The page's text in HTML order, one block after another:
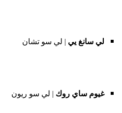
لي سانغ يي | لي سو تشان
غيوم ساي روك | لي سو ريون